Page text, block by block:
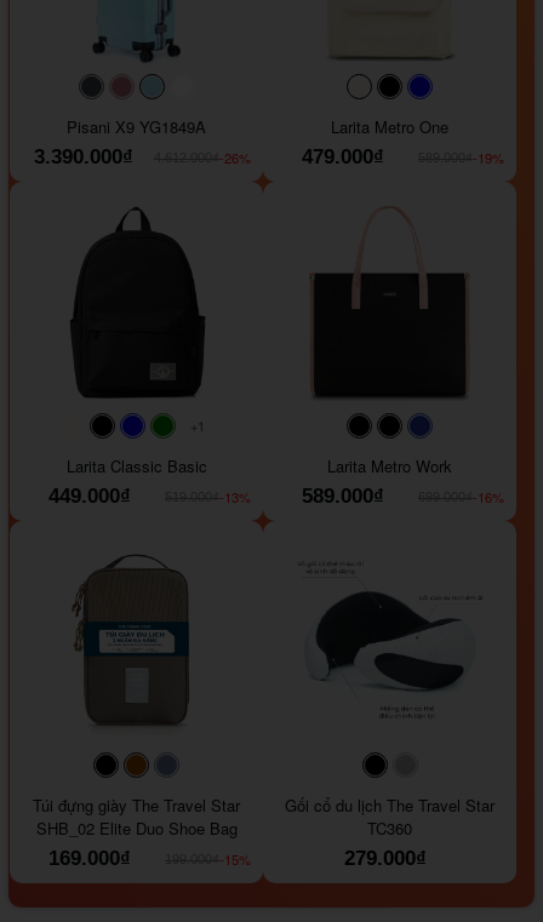
#40454a#b76e79
#9ad8e7
Pisani X9 YG1849A
3.390.000₫
-26%
#faf0e6#000000
Larita Metro One
479.000₫
-19%
#faf0e6
#000000#0000FF#008000
+1
Larita Classic Basic
449.000₫
-13%
#000000#000000
Larita Metro Work
589.000₫
-16%
#000000#964B00
Túi đựng giày The Travel Star
SHB_02 Elite Duo Shoe Bag
169.000₫
-15%
#000000
Gối cổ du lịch The Travel Star
TC360
279.000₫